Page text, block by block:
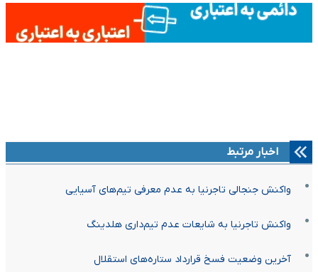
اخبار مرتبط
واکنش جنجالی تاجرنیا به عدم معرفی تیم‌های آسیایی
واکنش تاجرنیا به شایعات عدم تیم‌داری هلدینگ
آخرین وضعیت فسخ قرارداد ستاره‌های استقلال